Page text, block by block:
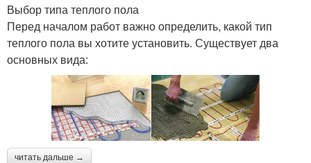
Выбор типа теплого пола
Перед началом работ важно определить, какой тип
теплого пола вы хотите установить. Существует два
основных вида:
читать дальше →